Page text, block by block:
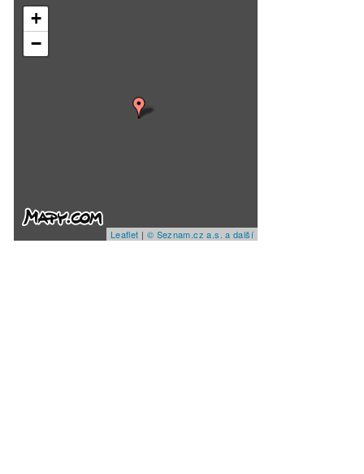
+
−
Leaflet | © Seznam.cz a.s. a další